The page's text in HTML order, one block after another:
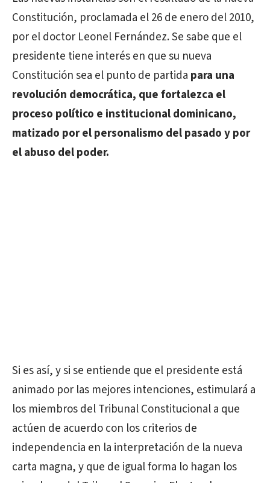
Constitución, proclamada el 26 de enero del 2010,
por el doctor Leonel Fernández. Se sabe que el
presidente tiene interés en que su nueva
Constitución sea el punto de partida para una
revolución democrática, que fortalezca el
proceso político e institucional dominicano,
matizado por el personalismo del pasado y por
el abuso del poder.
Si es así, y si se entiende que el presidente está
animado por las mejores intenciones, estimulará a
los miembros del Tribunal Constitucional a que
actúen de acuerdo con los criterios de
independencia en la interpretación de la nueva
carta magna, y que de igual forma lo hagan los